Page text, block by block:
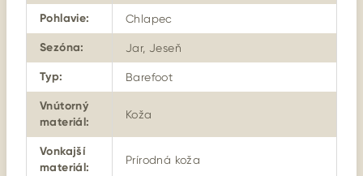
Pohlavie: Chlapec
Sezóna: Jar, Jeseň
Typ: Barefoot
Vnútorný
materiál:
Koža
Vonkajší
materiál:
Prírodná koža